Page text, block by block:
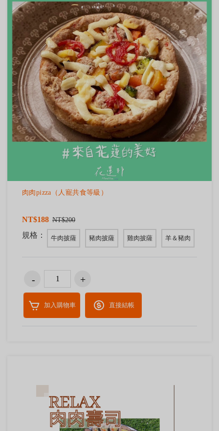
肉肉pizza（人寵共食等級）
NT$188 NT$200
規格： 牛肉披薩 豬肉披薩 雞肉披薩 羊＆豬肉
加入購物車 直接結帳